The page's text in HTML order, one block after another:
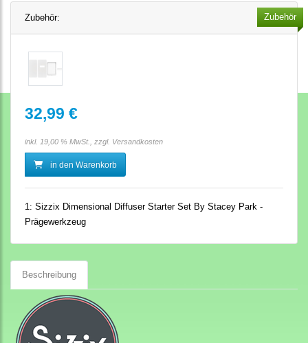
Zubehör: Zubehör
32,99 €
inkl. 19,00 % MwSt., zzgl. Versandkosten
in den Warenkorb
1: Sizzix Dimensional Diffuser Starter Set By Stacey Park -
Prägewerkzeug
Beschreibung